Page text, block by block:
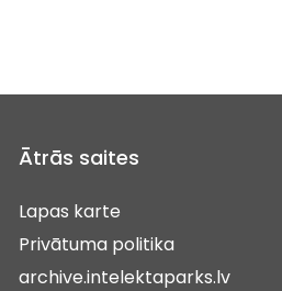
Ātrās saites
Lapas karte
Privātuma politika
archive.intelektaparks.lv